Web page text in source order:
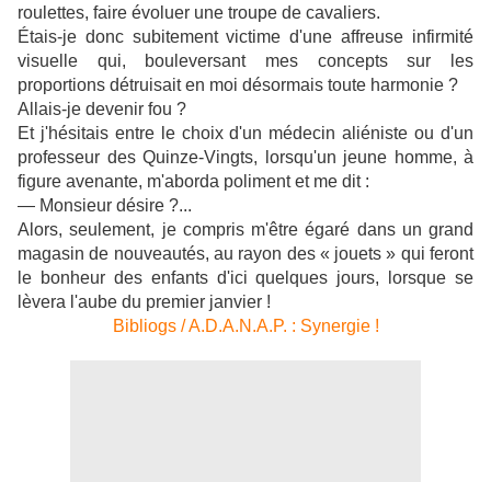
roulettes, faire évoluer une troupe de cavaliers.
Étais-je donc subitement victime d'une affreuse infirmité
visuelle qui, bouleversant mes concepts sur les
proportions détruisait en moi désormais toute harmonie ?
Allais-je devenir fou ?
Et j'hésitais entre le choix d'un médecin aliéniste ou d'un
professeur des Quinze-Vingts, lorsqu'un jeune homme, à
figure avenante, m'aborda poliment et me dit :
— Monsieur désire ?...
Alors, seulement, je compris m'être égaré dans un grand
magasin de nouveautés, au rayon des « jouets » qui feront
le bonheur des enfants d'ici quelques jours, lorsque se
lèvera l'aube du premier janvier !
Bibliogs / A.D.A.N.A.P. : Synergie !